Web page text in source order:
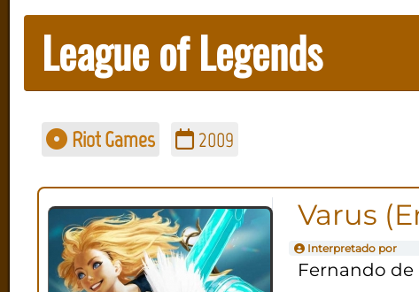
League of Legends
Riot Games 2009
Varus
Interpretado por
Fernando de